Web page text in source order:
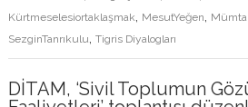
Kürtmeselesiortaklaşmak, MesutYeğen,
SezginTanrıkulu,Tigris Diyalogları
DİTAM, ‘Sivil Toplumun